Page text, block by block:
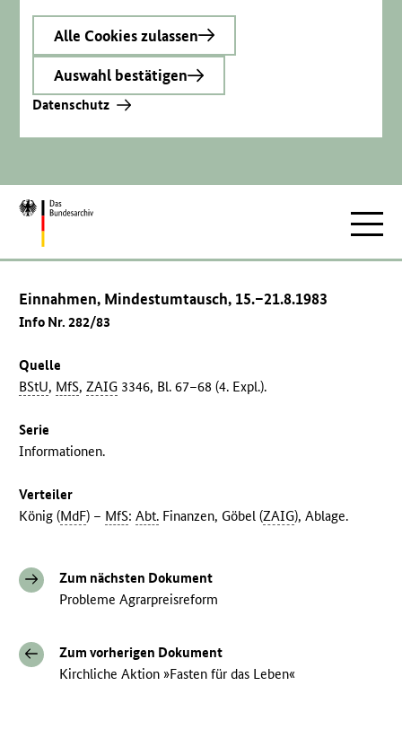
Alle Cookies zulassen
Auswahl bestätigen
Datenschutz
Zur
Einnahmen, Mindestumtausch, 15.–21.8.1983
Info Nr. 282/83
Quelle
BStU, MfS,ZAIG 3346, Bl. 67–68 (4. Expl.).
Serie
Informationen.
Verteiler
König (MdF) – MfS:Abt. Finanzen, Göbel (ZAIG), Ablage.
Zum nächsten Dokument
Probleme Agrarpreisreform
Zum vorherigen Dokument
Kirchliche Aktion »Fasten für das Leben«